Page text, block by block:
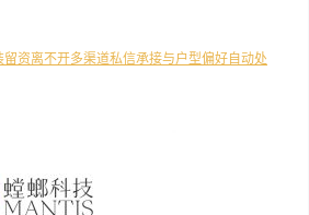
资离不开多渠道私信承接与户型偏好自动处